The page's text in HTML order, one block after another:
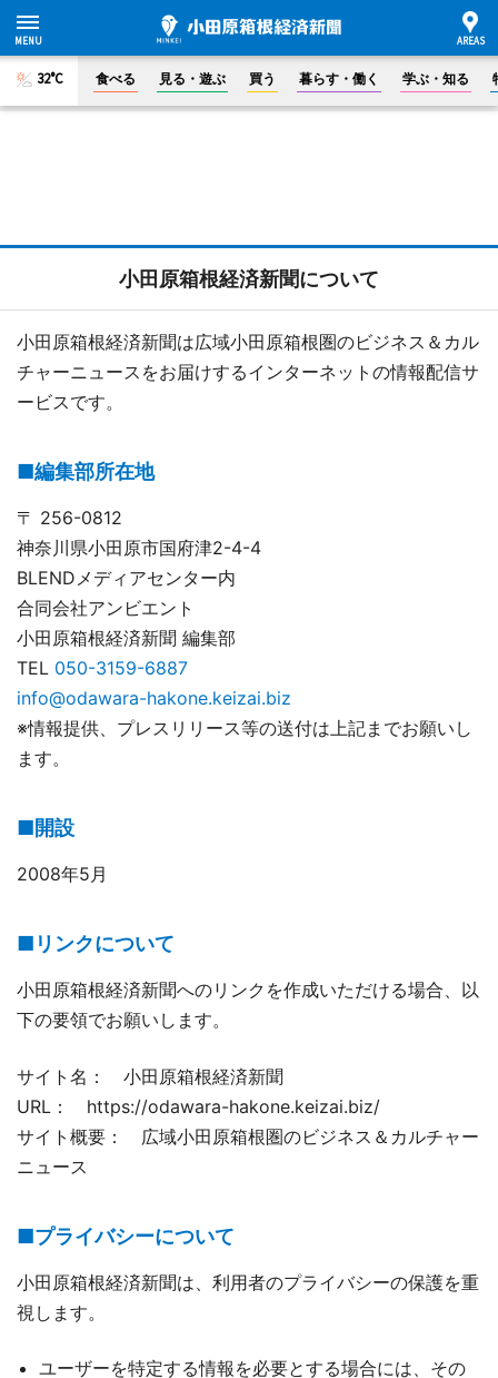
32°C 食べる 見る・遊ぶ 買う 暮らす・働く 学ぶ・知る
小田原箱根経済新聞について
小田原箱根経済新聞は広域小田原箱根圏のビジネス＆カル
チャーニュースをお届けするインターネットの情報配信サ
ービスです。
■編集部所在地
〒 256-0812
神奈川県小田原市国府津2-4-4
BLENDメディアセンター内
合同会社アンビエント
小田原箱根経済新聞 編集部
TEL 050-3159-6887
info@odawara-hakone.keizai.biz
※情報提供、プレスリリース等の送付は上記までお願いし
ます。
■開設
2008年5月
■リンクについて
小田原箱根経済新聞へのリンクを作成いただける場合、以
下の要領でお願いします。
サイト名： 小田原箱根経済新聞
URL： https://odawara-hakone.keizai.biz/
サイト概要： 広域小田原箱根圏のビジネス＆カルチャー
ニュース
■プライバシーについて
小田原箱根経済新聞は、利用者のプライバシーの保護を重
視します。
ユーザーを特定する情報を必要とする場合には、その